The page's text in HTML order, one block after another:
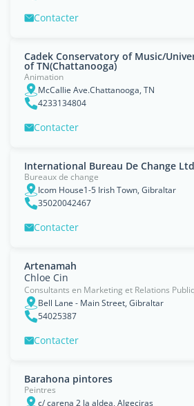
Contacter
Cadek Conservatory of Music/
of TN(Chattanooga)
Animation
McCallie Ave.Chattanooga, TN
4233134804
Contacter
International Bureau De Change Ltd
Bureaux de change
Icom House1-5 Irish Town, Gibraltar
35020042467
Contacter
Artenamah
Chloe Cin
Consultants en Marketing et Relations
Bell Lane - Main Street, Gibraltar
54025387
Contacter
Barahona pintores
Peintres
c/ carena 2 la aldea, Algeciras